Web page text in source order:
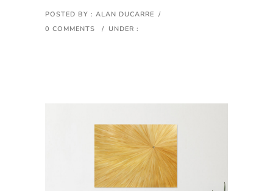
POSTED BY : ALAN DUCARRE /
0 COMMENTS
/ UNDER :